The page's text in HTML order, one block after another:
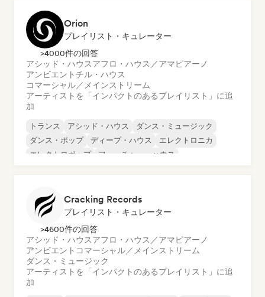
Orion
プレイリスト・キュレーター
>4000件の回答
アシッド・ハウスアフロ・ハウス／アマピアーノ
アンビエント チル・ハウス
コマーシャル／メインストリーム
アーティストを「インパクトのあるプレイリスト」に追
加
トランス アシッド・ハウス
ダンス・ミュージック
ダンス・ポップ
ディープ・ハウス
エレクトロニカ
エレクトロポップ
フューチャー・ハウス
Cracking Records
プレイリスト・キュレーター
>4600件の回答
アシッド・ハウスアフロ・ハウス／アマピアーノ
アンビエント コマーシャル／メインストリーム
ダンス・ミュージック
アーティストを「インパクトのあるプレイリスト」に追
加